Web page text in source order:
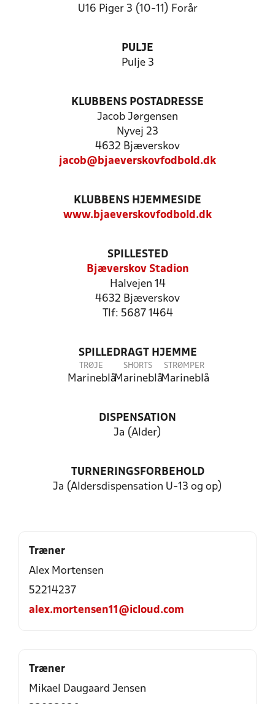
U16 Piger 3 (10-11) Forår
PULJE
Pulje 3
KLUBBENS POSTADRESSE
Jacob Jørgensen
Nyvej 23
4632 Bjæverskov
jacob@bjaeverskovfodbold.dk
KLUBBENS HJEMMESIDE
www.bjaeverskovfodbold.dk
SPILLESTED
Bjæverskov Stadion
Halvejen 14
4632 Bjæverskov
Tlf: 5687 1464
SPILLEDRAGT HJEMME
TRØJE
Marineblå
SHORTS
Marineblå
STRØMPER
Marineblå
DISPENSATION
Ja (Alder)
TURNERINGSFORBEHOLD
Ja (Aldersdispensation U-13 og op)
Træner
Alex Mortensen
52214237
alex.mortensen11@icloud.com
Træner
Mikael Daugaard Jensen